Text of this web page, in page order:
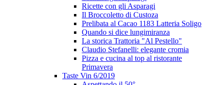
Ricette con gli Asparagi
Il Broccoletto di Custoza
Prelibata al Cacao 1183 Latteria Soligo
Quando si dice lungimiranza
La storica Trattoria "Al Pestello"
Claudio Stefanelli: elegante cromia
Pizza e cucina al top al ristorante
Primavera
Taste Vin 6/2019